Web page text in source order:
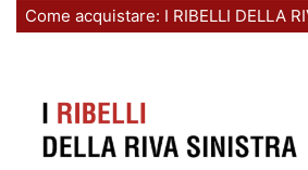
Come acquistare: I RIBELLI DELLA